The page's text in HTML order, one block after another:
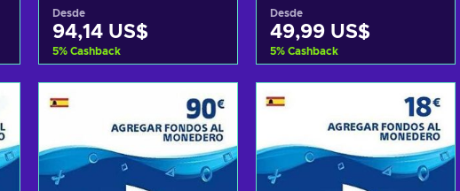
Desde
94,14 US$
5% Cashback
Desde
49,99 US$
5% Cashback
Ver ofertas